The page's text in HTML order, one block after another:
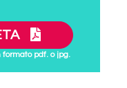
pdf. o jpg.